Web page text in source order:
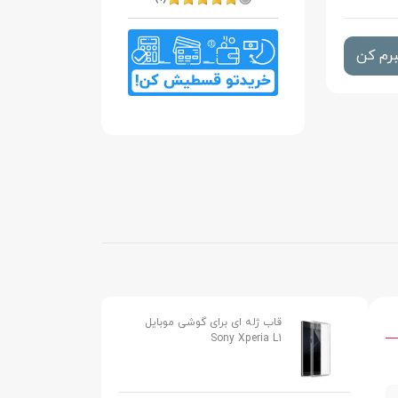
کن
قاب ژله ای برای گوشی موبایل
Sony Xperia L1